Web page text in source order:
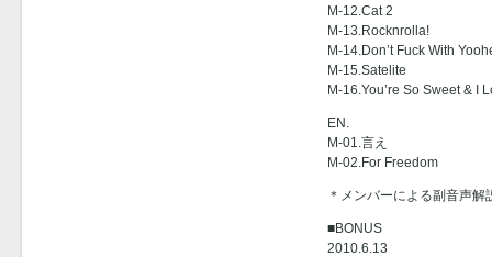
M-12.Cat 2
M-13.Rocknrolla!
M-14.Don’t Fuck With
M-15.Satelite
M-16.You’re So Sweet & I
EN.
M-01.言え
M-02.For Freedom
＊メンバーによる副音声解
■BONUS
2010.6.13